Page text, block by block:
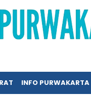
INFO PURWAKARTA